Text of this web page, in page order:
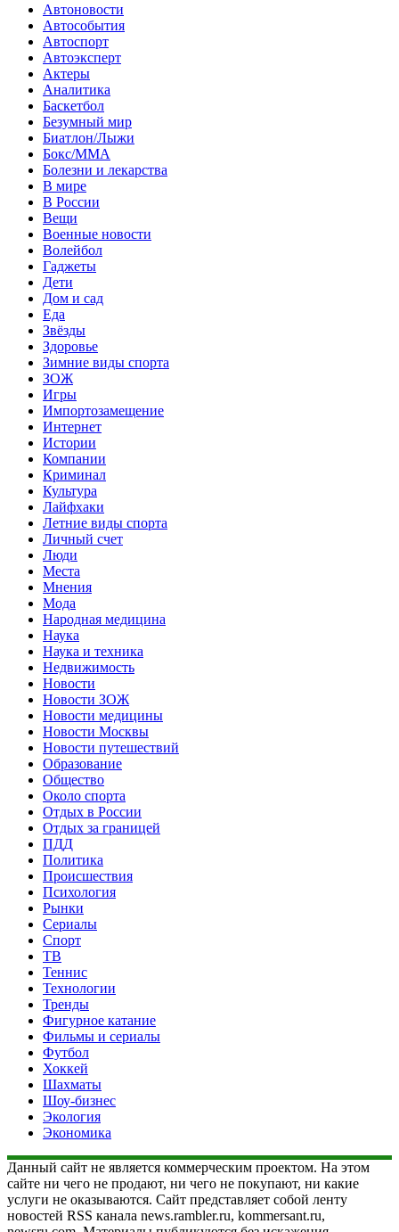
Автоновости
Автособытия
Автоспорт
Автоэксперт
Актеры
Аналитика
Баскетбол
Безумный мир
Биатлон/Лыжи
Бокс/MMA
Болезни и лекарства
В мире
В России
Вещи
Военные новости
Волейбол
Гаджеты
Дети
Дом и сад
Еда
Звёзды
Здоровье
Зимние виды спорта
ЗОЖ
Игры
Импортозамещение
Интернет
Истории
Компании
Криминал
Культура
Лайфхаки
Летние виды спорта
Личный счет
Люди
Места
Мнения
Мода
Народная медицина
Наука
Наука и техника
Недвижимость
Новости
Новости ЗОЖ
Новости медицины
Новости Москвы
Новости путешествий
Образование
Общество
Около спорта
Отдых в России
Отдых за границей
ПДД
Политика
Происшествия
Психология
Рынки
Сериалы
Спорт
ТВ
Теннис
Технологии
Тренды
Фигурное катание
Фильмы и сериалы
Футбол
Хоккей
Шахматы
Шоу-бизнес
Экология
Экономика
Данный сайт не является коммерческим проектом. На этом
сайте ни чего не продают, ни чего не покупают, ни какие
услуги не оказываются. Сайт представляет собой ленту
новостей RSS канала news.rambler.ru, kommersant.ru,